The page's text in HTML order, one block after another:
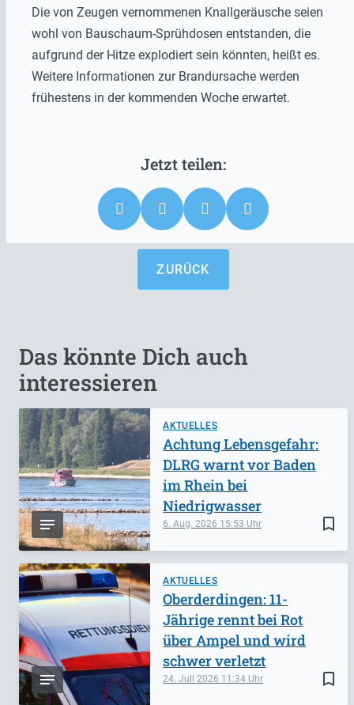
Die von Zeugen vernommenen Knallgeräusche seien
wohl von Bauschaum-Sprühdosen entstanden, die
aufgrund der Hitze explodiert sein könnten, heißt es.
Weitere Informationen zur Brandursache werden
frühestens in der kommenden Woche erwartet.
ZURÜCK
Das könnte Dich auch
interessieren
AKTUELLES
bookmark_border
6. Aug. 2026 15:53
Achtung Lebensgefahr:
DLRG warnt vor Baden
im Rhein bei
Niedrigwasser
AKTUELLES
bookmark_border
24. Juli 2026 11:34
Oberderdingen: 11-
Jährige rennt bei Rot
über Ampel und wird
schwer verletzt